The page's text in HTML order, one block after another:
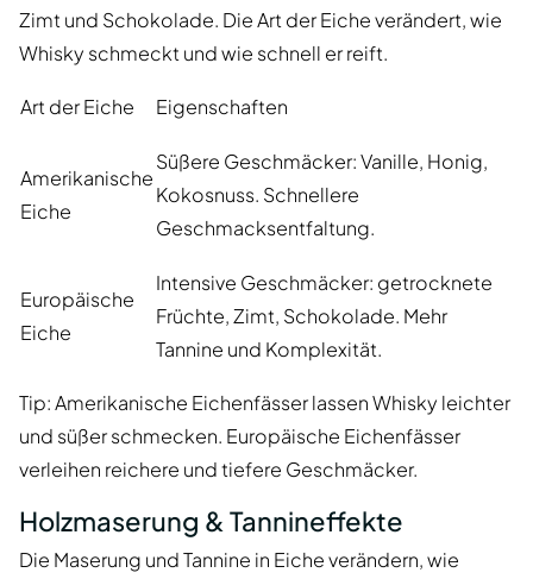
Zimt und Schokolade. Die Art der Eiche verändert, wie
Whisky schmeckt und wie schnell er reift.
Art der Eiche Eigenschaften
Amerikanische
Eiche
Süßere Geschmäcker: Vanille, Honig,
Kokosnuss. Schnellere
Geschmacksentfaltung.
Europäische
Eiche
Intensive Geschmäcker: getrocknete
Früchte, Zimt, Schokolade. Mehr
Tannine und Komplexität.
Tip: Amerikanische Eichenfässer lassen Whisky leichter
und süßer schmecken. Europäische Eichenfässer
verleihen reichere und tiefere Geschmäcker.
Holzmaserung & Tannineffekte
Die Maserung und Tannine in Eiche verändern, wie